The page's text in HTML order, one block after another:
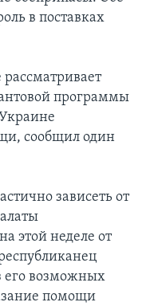
в поставках
программы
сообщил один
зависеть от
этой неделе от
его возможных
помощи